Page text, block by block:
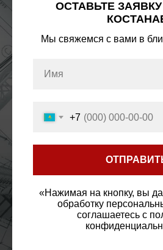
ОСТАВЬТЕ
Мы свяжемся с вами в
+7
«Нажимая на кнопку, вы
обработку
соглашаетесь c